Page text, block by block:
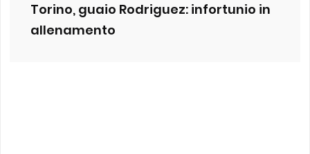
Torino, guaio Rodriguez: infortunio in
allenamento